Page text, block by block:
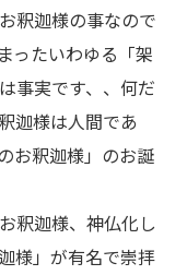
釈迦様の事なので
ったいわゆる「架
事実です、、何だ
迦様は人間であ
お釈迦様」のお誕
釈迦様、神仏化し
様」が有名で崇拝